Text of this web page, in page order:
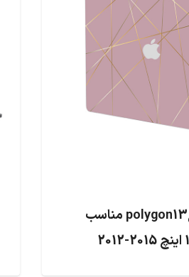
برچسب تزئینی طرحpolygon13 مناسب